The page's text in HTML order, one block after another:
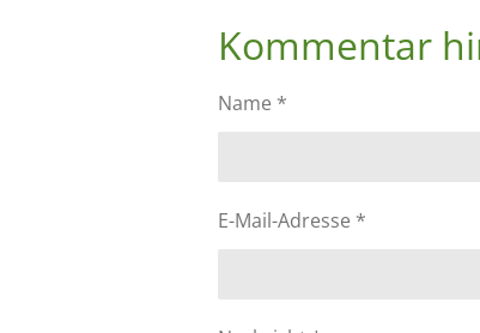
l
e
e
e
Kommentar
Name *
E-Mail-Adresse *